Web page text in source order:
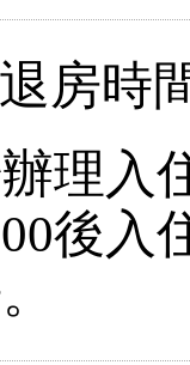
房時
理入
後入